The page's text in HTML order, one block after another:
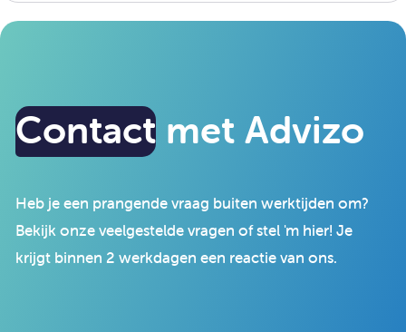
Contact met Advizo
Heb je een prangende vraag buiten werktijden om?
Bekijk onze veelgestelde vragen of stel 'm hier! Je
krijgt binnen 2 werkdagen een reactie van ons.